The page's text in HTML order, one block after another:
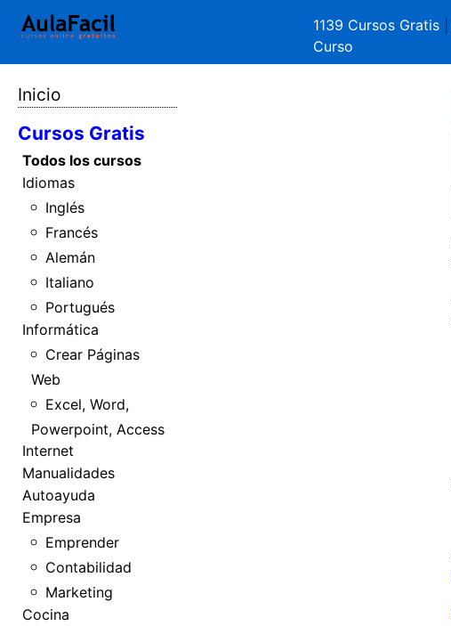
1139 Cursos Gratis
Curso
Inicio
Cursos Gratis
Todos los cursos
Idiomas
Inglés
Francés
Alemán
Italiano
Portugués
Informática
Crear Páginas
Web
Excel, Word,
Powerpoint, Access
Internet
Manualidades
Autoayuda
Empresa
Emprender
Contabilidad
Marketing
Cocina